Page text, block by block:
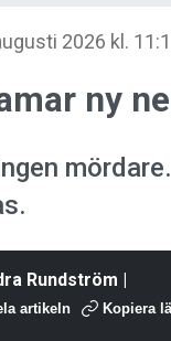
2026 kl.
ny
Rundström |
artikeln Kopiera